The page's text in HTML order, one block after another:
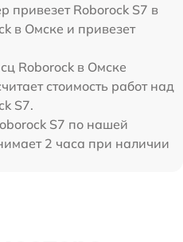
привезет Roborock S7 в
в Омске и привезет
Roborock в Омске
стоимость работ над
S7.
S7 по нашей
2 часа при наличии